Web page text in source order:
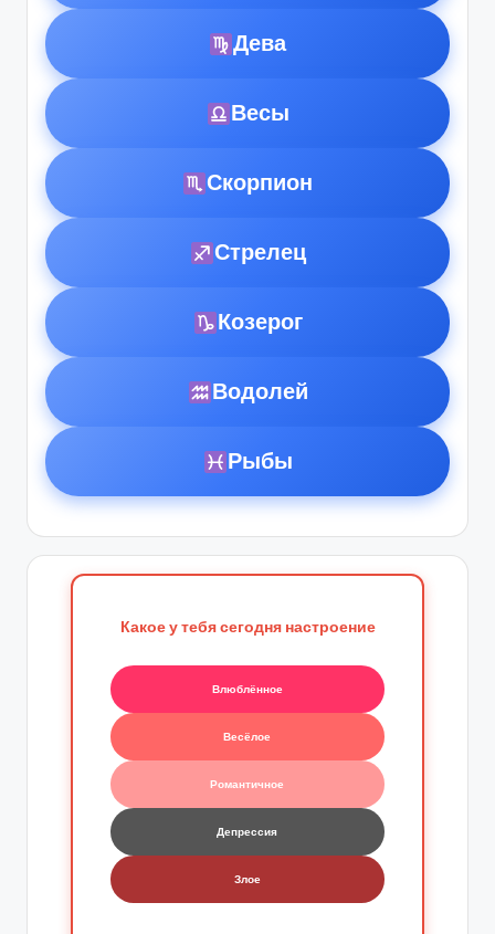
Дева
Весы
Скорпион
Стрелец
Козерог
Водолей
Рыбы
Какое у тебя сегодня настроение
Влюблённое
Весёлое
Романтичное
Депрессия
Злое